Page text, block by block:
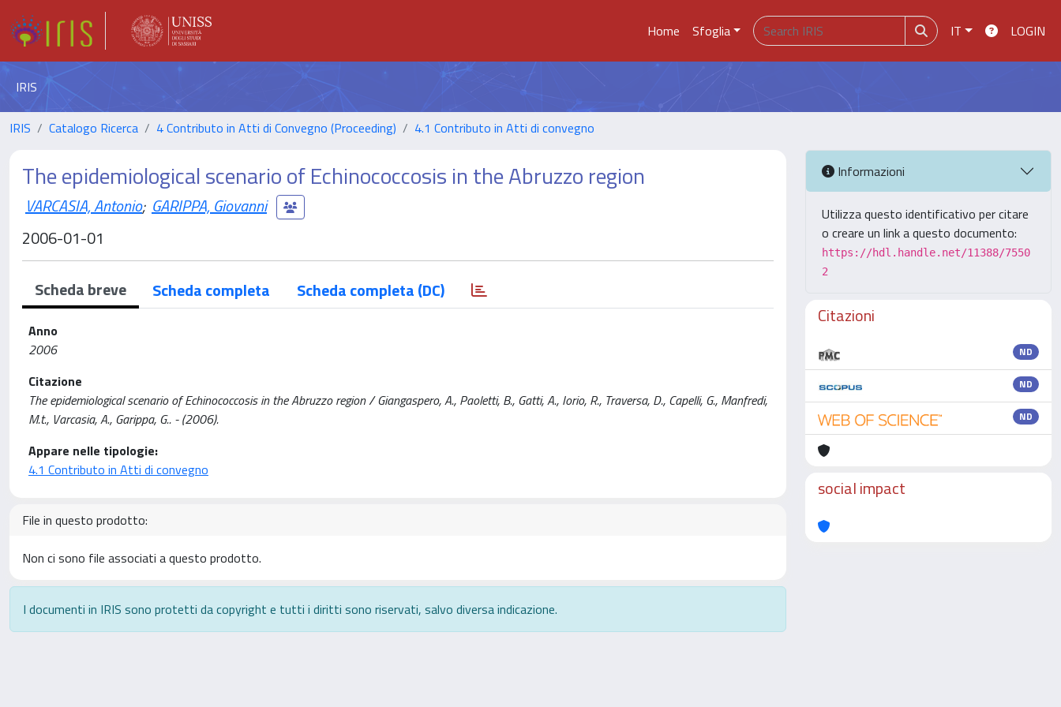
Home Sfoglia IT LOGIN
IRIS
IRIS Catalogo Ricerca 4 Contributo in Atti di Convegno (Proceeding) 4.1 Contributo in Atti di convegno
The epidemiological scenario of Echinococcosis in the Abruzzo region
VARCASIA, Antonio; GARIPPA, Giovanni
2006-01-01
Scheda breve Scheda completa Scheda completa (DC)
Anno
2006
Citazione
The epidemiological scenario of Echinococcosis in the Abruzzo region / Giangaspero, A., Paoletti, B., Gatti, A., Iorio, R., Traversa, D., Capelli, G., Manfredi,
M.t., Varcasia, A., Garippa, G.. - (2006).
Appare nelle tipologie:
4.1 Contributo in Atti di convegno
File in questo prodotto:
Non ci sono file associati a questo prodotto.
I documenti in IRIS sono protetti da copyright e tutti i diritti sono riservati, salvo diversa indicazione.
Informazioni
Utilizza questo identificativo per citare
o creare un link a questo documento:
https://hdl.handle.net/11388/7550
2
Citazioni
ND
ND
ND
social impact